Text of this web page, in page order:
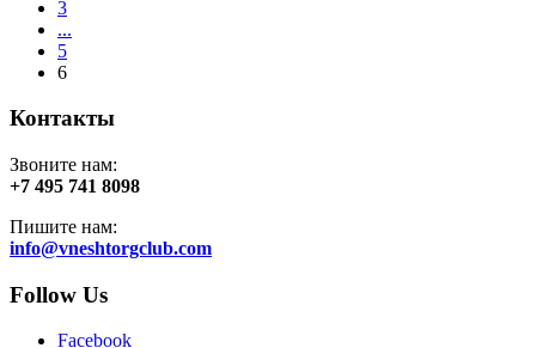
3
...
5
6
Контакты
Звоните нам:
+7 495 741 8098
Пишите нам:
info@vneshtorgclub.com
Follow Us
Facebook